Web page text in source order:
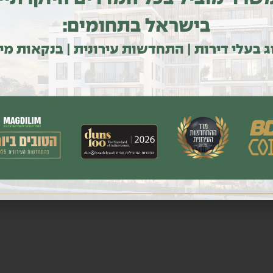
בישראל בתחומים:
בעלי דירות | התחדשות עירונית | בנקאות